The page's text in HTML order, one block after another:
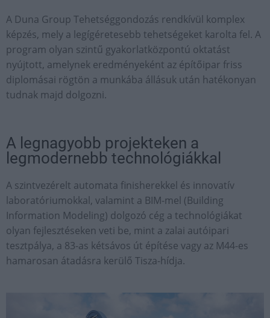
A Duna Group Tehetséggondozás rendkívül komplex
képzés, mely a legígéretesebb tehetségeket karolta fel. A
program olyan szintű gyakorlatközpontú oktatást
nyújtott, amelynek eredményeként az építőipar friss
diplomásai rögtön a munkába állásuk után hatékonyan
tudnak majd dolgozni.
A legnagyobb projekteken a
legmodernebb technológiákkal
A szintvezérelt automata finisherekkel és innovatív
laboratóriumokkal, valamint a BIM-mel (Building
Information Modeling) dolgozó cég a technológiákat
olyan fejlesztéseken veti be, mint a zalai autóipari
tesztpálya, a 83-as kétsávos út építése vagy az M44-es
hamarosan átadásra kerülő Tisza-hídja.